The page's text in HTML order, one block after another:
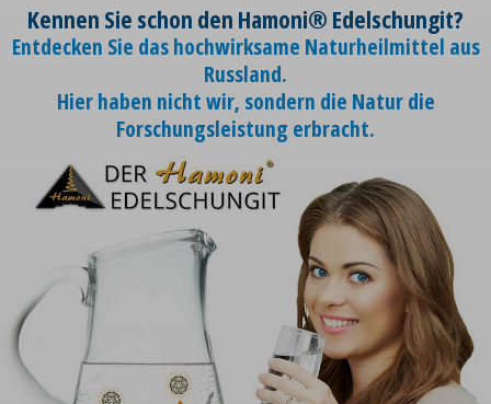
Kennen Sie schon den Hamoni® Edelschungit?
Entdecken Sie das hochwirksame Naturheilmittel aus
Russland.
Hier haben nicht wir, sondern die Natur die
Forschungsleistung erbracht.